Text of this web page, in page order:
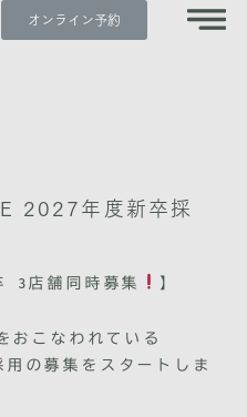
オンライン予約
2027年度新卒採
3店舗同時募集 】
おこなわれている
の募集をスタートしま